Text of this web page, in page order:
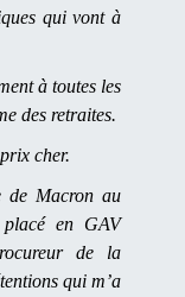
qui vont à
à toutes les
des retraites.
cher.
de Macron au
en GAV
de la
qui m’a